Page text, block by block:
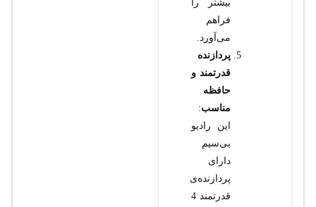
بیشتر را
فراهم
می‌آورد.
پردازنده
قدرتمند و
حافظه
مناسب:
این رادیو
بی‌سیم
دارای
پردازنده‌ی
قدرتمند 4